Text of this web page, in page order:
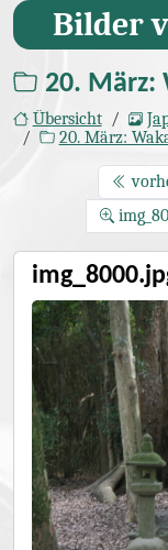
Bilder
20. März:
Übersicht
20. März: